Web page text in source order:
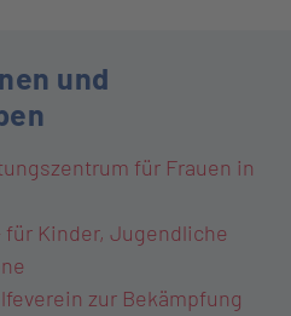
und
für Frauen in
Kinder, Jugendliche
zur Bekämpfung